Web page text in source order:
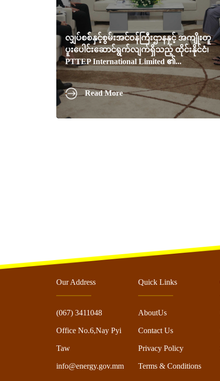
လျှပ်စစ်နှင့်စွမ်းအင်ဝန်ကြီးဌာနနှင့် အကျိုးတူ
ပူးပေါင်းဆောင်ရွက်လျက်ရှိသည့် ထိုင်းနိုင်ငံ၊
PTTEP International Limited ၏...
Read More
Our Address
(067) 3411048
Office No.6,Nay Pyi
Taw
info@energy.gov.mm
Quick Links
AboutUs
Contact Us
Privacy Policy
Terms & Conditions